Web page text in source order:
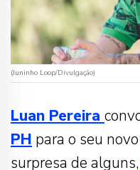
(Juninho Loop/Divulgação)
Luan Pereira
PH para o seu
surpresa de alguns,